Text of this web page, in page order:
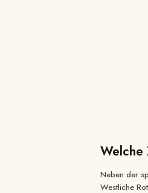
Welche
Neben der
Westliche